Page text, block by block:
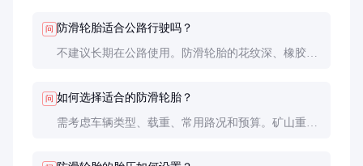
问 防滑轮胎适合公路行驶吗？
不建议长期在公路使用。防滑轮胎的花纹深、橡胶
问 如何选择适合的防滑轮胎？
需考虑车辆类型、载重、常用路况和预算。矿山重载